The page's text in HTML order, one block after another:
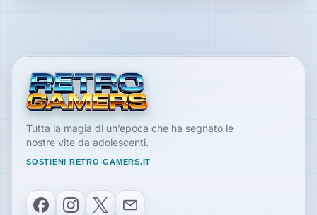
Tutta la magia di un’epoca che ha segnato le
nostre vite da adolescenti.
SOSTIENI RETRO-GAMERS.IT
FacebookInstagram
X Email